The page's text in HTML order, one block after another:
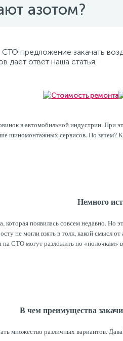
азотом?
предложение закачать
дает ответ наша статья.
в автомобильной индустрии.
сервисов. Но зачем?
Немного
которая появилась совсем недавно.
не могли взять в толк, какой смысл
СТО могут разложить по «полочкам»
В чем преимущества
множество различных вариантов.